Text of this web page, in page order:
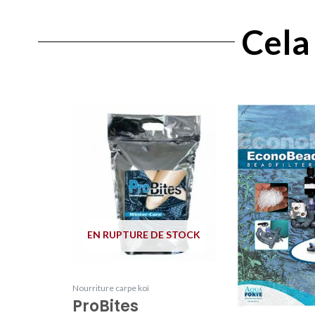
EN RUPTURE DE STOCK
Nourriture carpe koï
ProBites